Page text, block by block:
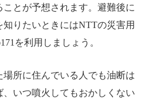
とが予想されます。避難後に
りたいときにはNTTの災害用
を利用しましょう。
場所に住んでいる人でも油断は
いつ噴火してもおかしくない